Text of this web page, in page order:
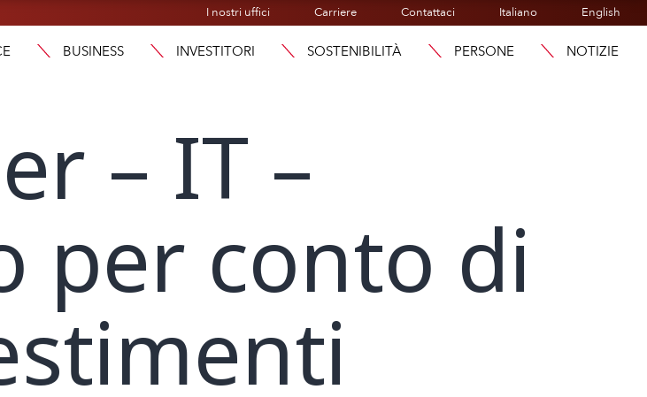
I nostri uffici Carriere Contattaci Italiano English
BUSINESS INVESTITORI SOSTENIBILITÀ PERSONE NOTIZIE
– IT –
per conto di